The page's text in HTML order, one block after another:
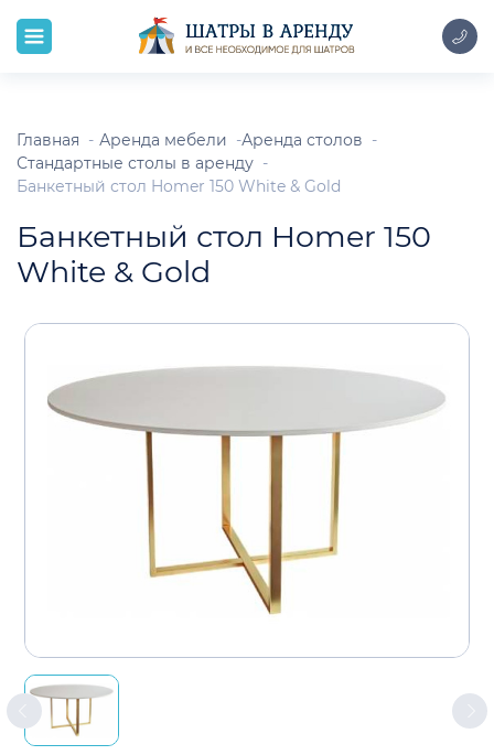
Главная Аренда мебели
Аренда столов
Стандартные столы в аренду
Банкетный стол Homer 150 White & Gold
Банкетный стол Homer 150
White & Gold